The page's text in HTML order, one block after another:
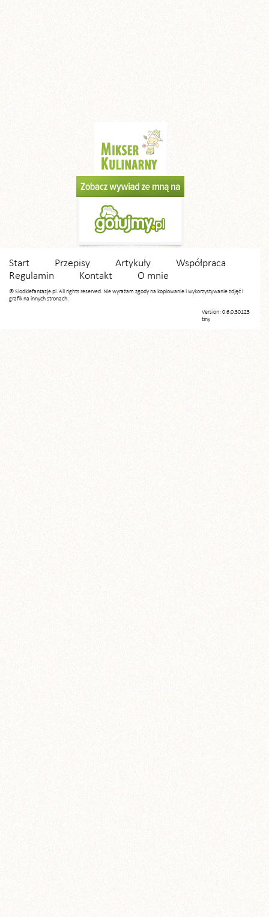
Start Przepisy Artykuły
Współpraca
Regulamin
Kontakt O mnie
© Slodkiefantazje.pl. All rights reserved. Nie wyrażam zgody na kopiowanie i wykorzystywanie zdjęć i
grafik na innych stronach.
Version: 0.6.0.30125
tiny